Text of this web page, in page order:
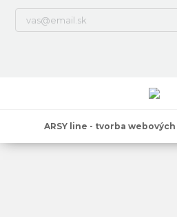
ARSY line - tvorba